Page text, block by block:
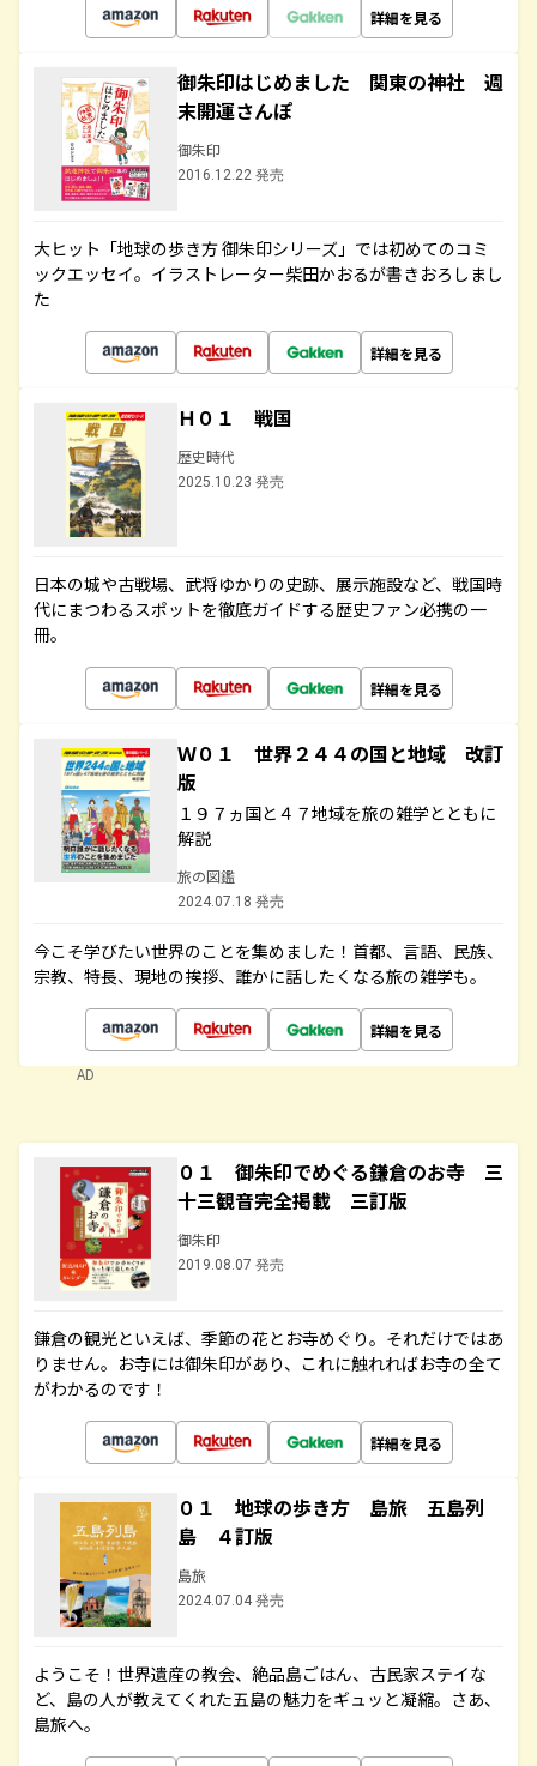
詳細を見る
御朱印はじめました 関東の神社 週
末開運さんぽ
御朱印
2016.12.22 発売
大ヒット「地球の歩き方 御朱印シリーズ」では初めてのコミ
ックエッセイ。イラストレーター柴田かおるが書きおろしまし
た
詳細を見る
Ｈ０１ 戦国
歴史時代
2025.10.23 発売
日本の城や古戦場、武将ゆかりの史跡、展示施設など、戦国時
代にまつわるスポットを徹底ガイドする歴史ファン必携の一
冊。
詳細を見る
Ｗ０１ 世界２４４の国と地域 改訂
版
１９７ヵ国と４７地域を旅の雑学とともに
解説
旅の図鑑
2024.07.18 発売
今こそ学びたい世界のことを集めました！首都、言語、民族、
宗教、特長、現地の挨拶、誰かに話したくなる旅の雑学も。
詳細を見る
AD
０１ 御朱印でめぐる鎌倉のお寺 三
十三観音完全掲載 三訂版
御朱印
2019.08.07 発売
鎌倉の観光といえば、季節の花とお寺めぐり。それだけではあ
りません。お寺には御朱印があり、これに触れればお寺の全て
がわかるのです！
詳細を見る
０１ 地球の歩き方 島旅 五島列
島 ４訂版
島旅
2024.07.04 発売
ようこそ！世界遺産の教会、絶品島ごはん、古民家ステイな
ど、島の人が教えてくれた五島の魅力をギュッと凝縮。さあ、
島旅へ。